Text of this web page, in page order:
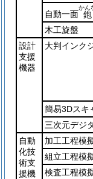
自動一面 鉋
かん
木工旋盤
設計
支援
機器
大判インク
簡易3Dスキ
三次元デジ
自動
化技
術支
援機
加工工程模
組立工程模
検査工程模